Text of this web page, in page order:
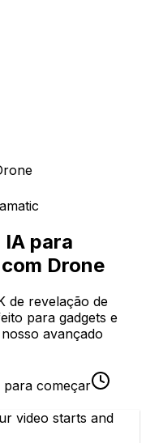
para
Drone
de revelação de
para gadgets e
avançado
para começar
video starts and